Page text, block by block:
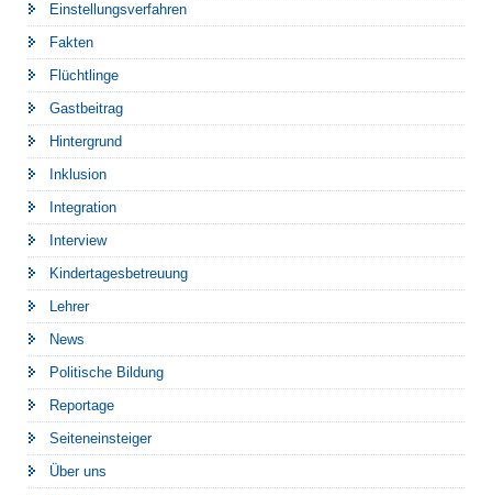
Einstellungsverfahren
Fakten
Flüchtlinge
Gastbeitrag
Hintergrund
Inklusion
Integration
Interview
Kindertagesbetreuung
Lehrer
News
Politische Bildung
Reportage
Seiteneinsteiger
Über uns